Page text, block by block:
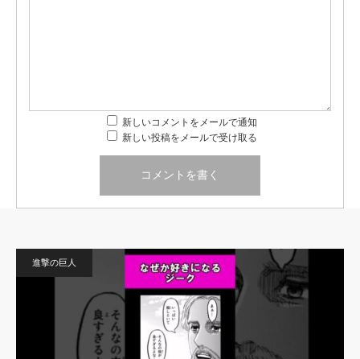
新しいコメントをメールで通知
新しい投稿をメールで受け取る
進撃の巨人